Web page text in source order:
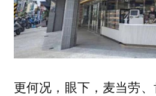
更何况，眼下，麦当劳